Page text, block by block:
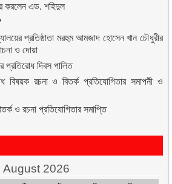
করলেন এড. শহিদুল
প্রতিষ্ঠাতা মরহুম আমজাদ হোসেন খান চৌধুরীর
ও দোয়া
প্রতিরোধ দিবস পালিত
বিষয়ক রচনা ও বিতর্ক প্রতিযোগিতার সমাপনী ও
ও রচনা প্রতিযোগিতার সমাপ্তি
August 2026